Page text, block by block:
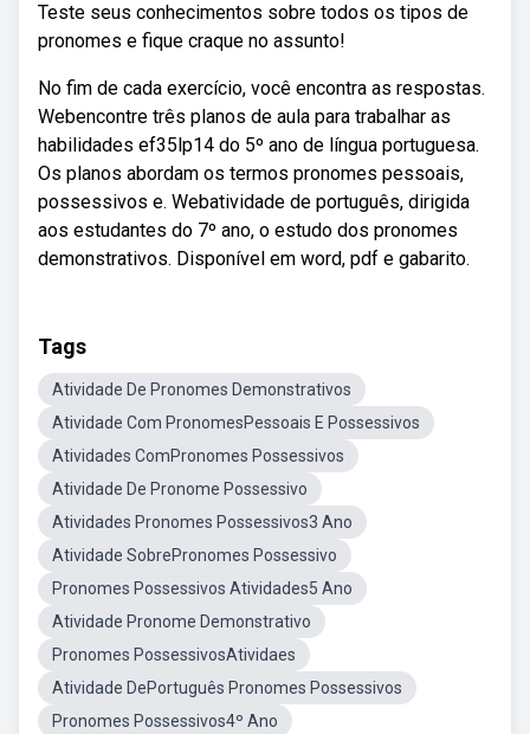
Teste seus conhecimentos sobre todos os tipos de
pronomes e fique craque no assunto!
No fim de cada exercício, você encontra as respostas.
Webencontre três planos de aula para trabalhar as
habilidades ef35lp14 do 5º ano de língua portuguesa.
Os planos abordam os termos pronomes pessoais,
possessivos e. Webatividade de português, dirigida
aos estudantes do 7º ano, o estudo dos pronomes
demonstrativos. Disponível em word, pdf e gabarito.
Tags
Atividade De Pronomes Demonstrativos
Atividade Com PronomesPessoais E Possessivos
Atividades ComPronomes Possessivos
Atividade De Pronome Possessivo
Atividades Pronomes Possessivos3 Ano
Atividade SobrePronomes Possessivo
Pronomes Possessivos Atividades5 Ano
Atividade Pronome Demonstrativo
Pronomes PossessivosAtividaes
Atividade DePortuguês Pronomes Possessivos
Pronomes Possessivos4º Ano